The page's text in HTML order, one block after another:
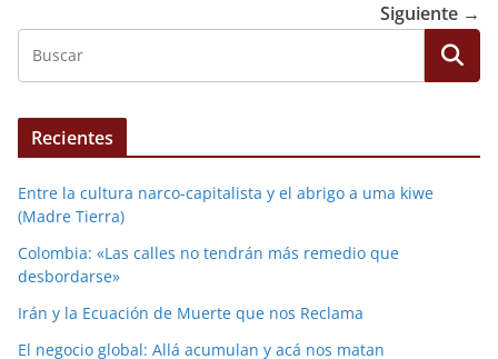
Siguiente →
Recientes
Entre la cultura narco-capitalista y el abrigo a uma kiwe
(Madre Tierra)
Colombia: «Las calles no tendrán más remedio que
desbordarse»
Irán y la Ecuación de Muerte que nos Reclama
El negocio global: Allá acumulan y acá nos matan